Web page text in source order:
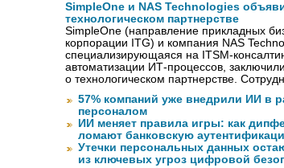
SimpleOne и NAS Technologies
технологическом партнерстве
SimpleOne (направление прикладных
корпорации ITG) и компания NAS
специализирующаяся на ITSM-
автоматизации ИТ-процессов,
о технологическом партнерстве.
57% компаний уже внедрили ИИ в
персоналом
ИИ меняет правила игры: как
ломают банковскую
Утечки персональных данных
из ключевых угроз цифровой